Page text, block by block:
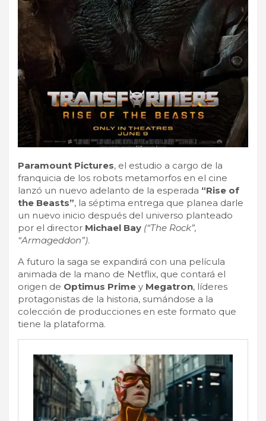
Paramount Pictures, el estudio a cargo de la
franquicia de los robots metamorfos en el cine
lanzó un nuevo adelanto de la esperada “Rise of
the Beasts”, la séptima entrega que planea darle
un nuevo inicio después del universo planteado
por el director Michael Bay (“The Rock”,
“Armageddon”).
A futuro la saga se expandirá con una película
animada de la mano de Netflix, que contará el
origen de Optimus Prime y Megatron, líderes
protagonistas de la historia, sumándose a la
colección de producciones en este formato que
tiene la plataforma.